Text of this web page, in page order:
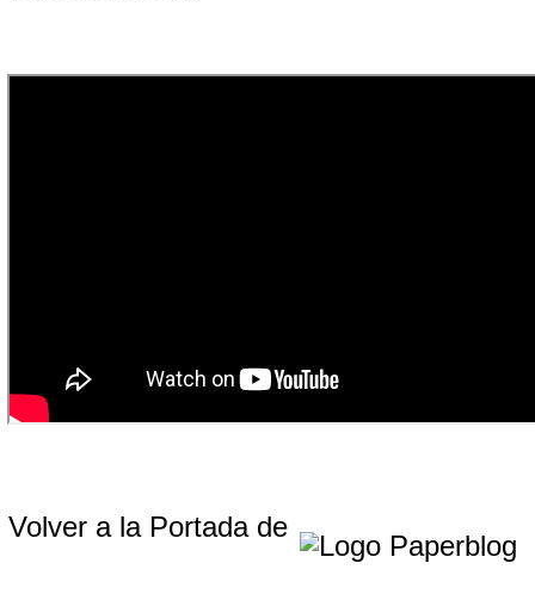
Volver a la Portada de